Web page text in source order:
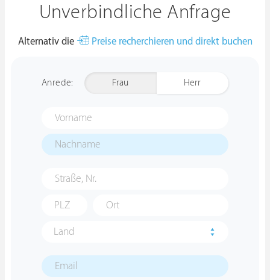
Unverbindliche Anfrage
Alternativ die Preise recherchieren und direkt buchen
Anrede: Frau Herr
Land